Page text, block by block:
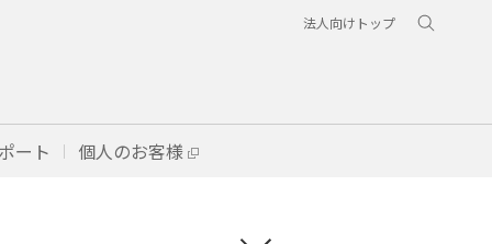
法人向けトップ
ート 個人のお客様